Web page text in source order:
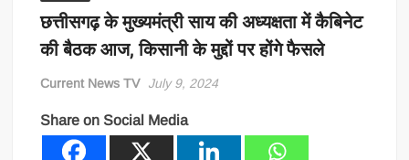
छत्तीसगढ़ के मुख्यमंत्री साय की अध्यक्षता में कैबिनेट
की बैठक आज, किसानी के मुद्दों पर होंगे फैसले
Current News TV July 9, 2024
Share on Social Media